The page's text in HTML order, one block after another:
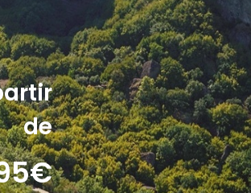
de